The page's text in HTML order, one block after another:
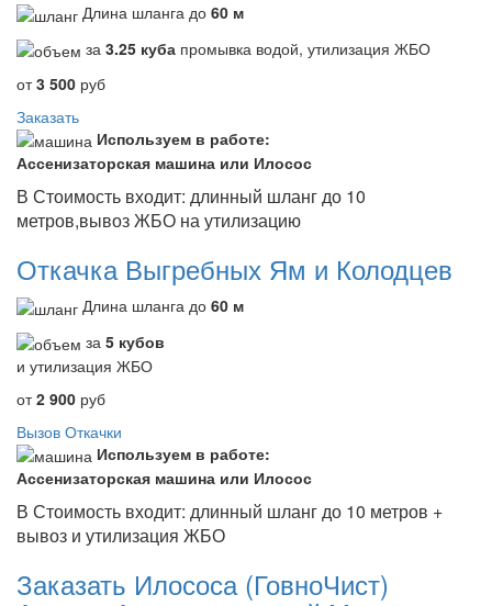
Длина шланга до 60 м
за 3.25 куба промывка водой, утилизация ЖБО
от3 500 руб
Заказать
Используем в работе:
Ассенизаторская машина или Илосос
В Стоимость входит: длинный шланг до 10
метров,вывоз ЖБО на утилизацию
Откачка Выгребных Ям и Колодцев
Длина шланга до 60 м
за 5 кубов
и утилизация ЖБО
от2 900 руб
Вызов Откачки
Используем в работе:
Ассенизаторская машина или Илосос
В Стоимость входит: длинный шланг до 10 метров +
вывоз и утилизация ЖБО
Заказать Илососа (ГовноЧист)